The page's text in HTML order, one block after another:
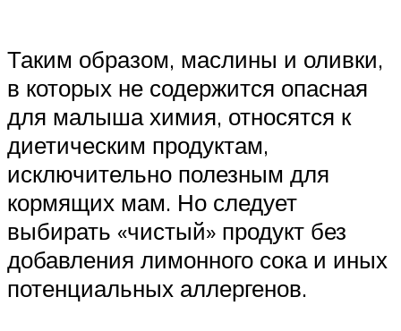
Таким образом, маслины и оливки,
в которых не содержится опасная
для малыша химия, относятся к
диетическим продуктам,
исключительно полезным для
кормящих мам. Но следует
выбирать «чистый» продукт без
добавления лимонного сока и иных
потенциальных аллергенов.